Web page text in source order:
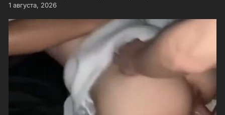
1 августа, 2026